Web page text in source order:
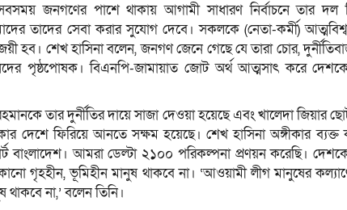
জনগণের পাশে থাকায় আগামী সাধারণ নির্বাচনে তার দল
তাদের সেবা করার সুযোগ দেবে। সকলকে (নেতা-কর্মী)
হব। শেখ হাসিনা বলেন, জনগণ জেনে গেছে যে তারা চোর,
পৃষ্ঠপোষক। বিএনপি-জামায়াত জোট অর্থ আত্মসাৎ করে দেশকে
রহমানকে তার দুর্নীতির দায়ে সাজা দেওয়া হয়েছে এবং খালেদা
দেশে ফিরিয়ে আনতে সক্ষম হয়েছে। শেখ হাসিনা অঙ্গীকার
বাংলাদেশ। আমরা ডেল্টা ২১০০ পরিকল্পনা প্রণয়ন করেছি।
গৃহহীন, ভূমিহীন মানুষ থাকবে না। ‘আওয়ামী লীগ মানুষের
না,’ বলেন তিনি।